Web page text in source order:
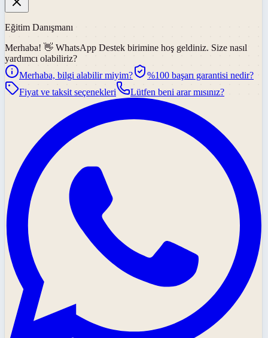
Eğitim Danışmanı
Merhaba! 👋 WhatsApp Destek birimine hoş geldiniz. Size nasıl
yardımcı olabiliriz?
Merhaba, bilgi alabilir miyim?
%100 başarı garantisi nedir?
Fiyat ve taksit seçenekleri
Lütfen beni arar mısınız?